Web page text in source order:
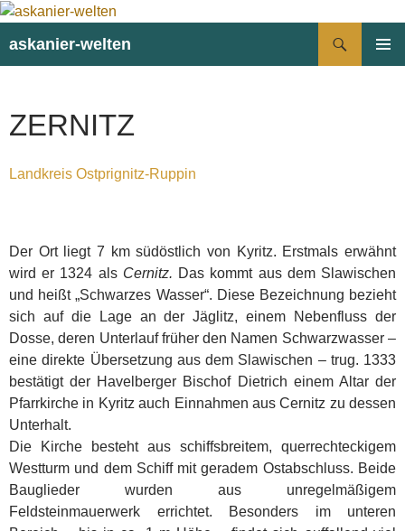
askanier-welten
ZERNITZ
Landkreis Ostprignitz-Ruppin
Der Ort liegt 7 km südöstlich von Kyritz. Erstmals erwähnt
wird er 1324 als Cernitz. Das kommt aus dem Slawischen
und heißt „Schwarzes Wasser“. Diese Bezeichnung bezieht
sich auf die Lage an der Jäglitz, einem Nebenfluss der
Dosse, deren Unterlauf früher den Namen Schwarzwasser –
eine direkte Übersetzung aus dem Slawischen – trug. 1333
bestätigt der Havelberger Bischof Dietrich einem Altar der
Pfarrkirche in Kyritz auch Einnahmen aus Cernitz zu dessen
Unterhalt.
Die Kirche besteht aus schiffsbreitem, querrechteckigem
Westturm und dem Schiff mit geradem Ostabschluss. Beide
Bauglieder wurden aus unregelmäßigem
Feldsteinmauerwerk errichtet. Besonders im unteren